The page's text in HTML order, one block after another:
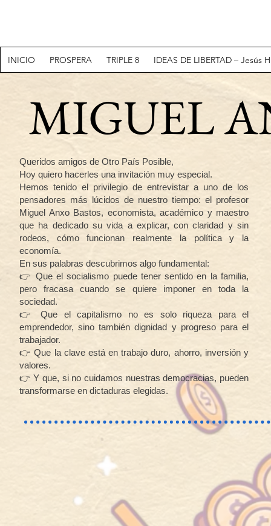
INICIO PROSPERA TRIPLE 8 IDEAS DE LIBERTAD – Jesús
MIGUEL
Queridos amigos de Otro País Posible,
Hoy quiero hacerles una invitación muy especial.
Hemos tenido el privilegio de entrevistar a uno de los
pensadores más lúcidos de nuestro tiempo: el profesor
Miguel Anxo Bastos, economista, académico y maestro
que ha dedicado su vida a explicar, con claridad y sin
rodeos, cómo funcionan realmente la política y la
economía.
En sus palabras descubrimos algo fundamental:
👉 Que el socialismo puede tener sentido en la familia,
pero fracasa cuando se quiere imponer en toda la
sociedad.
👉 Que el capitalismo no es solo riqueza para el
emprendedor, sino también dignidad y progreso para el
trabajador.
👉 Que la clave está en trabajo duro, ahorro, inversión y
valores.
👉 Y que, si no cuidamos nuestras democracias, pueden
transformarse en dictaduras elegidas.